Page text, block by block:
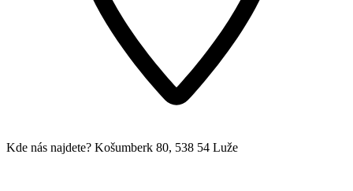
Kde nás najdete? Košumberk 80, 538 54 Luže